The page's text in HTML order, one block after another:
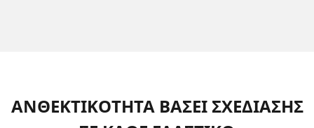
ΑΝΘΕΚΤΙΚΟΤΗΤΑ ΒΑΣΕΙ ΣΧΕΔΙΑΣΗΣ